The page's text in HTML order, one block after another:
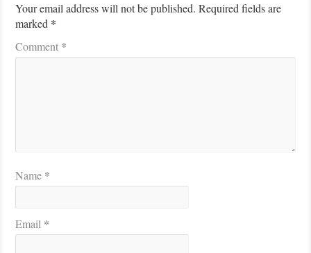
Your email address will not be published. Required fields are
marked *
Comment *
Name *
Email *